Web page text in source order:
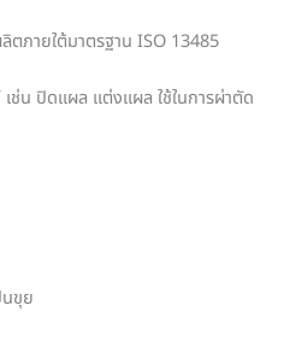
ตภายใต้มาตรฐาน ISO 13485
ช่น ปิดแผล แต่งแผล ใช้ในการผ่าตัด
นขุย